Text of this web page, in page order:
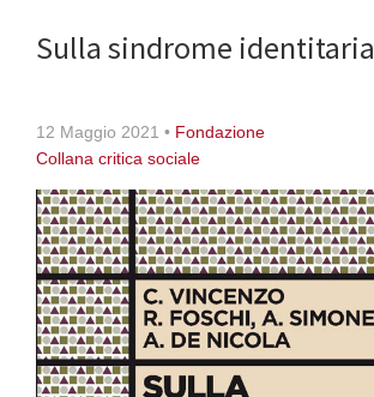
Sulla sindrome identitaria
12 Maggio 2021 • Fondazione
Collana critica sociale